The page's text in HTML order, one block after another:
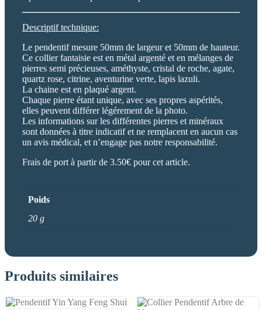
Descriptif technique:
Le pendentif mesure 50mm de largeur et 50mm de hauteur.
Ce collier fantaisie est en métal argenté et en mélanges de
pierres semi précieuses, améthyste, cristal de roche, agate,
quartz rose, citrine, aventurine verte, lapis lazuli.
La chaine est en plaqué argent.
Chaque pierre étant unique, avec ses propres aspérités,
elles peuvent différer légérement de la photo.
Les informations sur les différentes pierres et minéraux
sont données à titre indicatif et ne remplacent en aucun cas
un avis médical, et n’engage pas notre responsabilité.
Frais de port à partir de 3.50€ pour cet article.
Poids
20 g
Produits similaires